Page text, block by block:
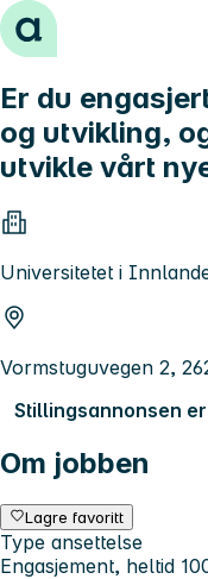
Hopp til innhold
Er du
og utvikling,
utvikle vårt
Universitetet i
Vormstuguvegen 2,
Stillingsannonsen
Om jobben
Lagre favoritt
Type ansettelse
Engasjement, heltid